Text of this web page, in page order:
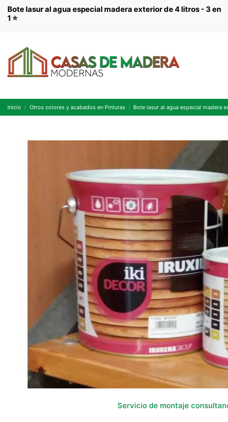
Bote lasur al agua especial madera exterior de 4 litros - 3 en
1 ⭐
Inicio Otros colores y acabados en Pinturas Bote lasur al agua especial madera
Servicio de montaje